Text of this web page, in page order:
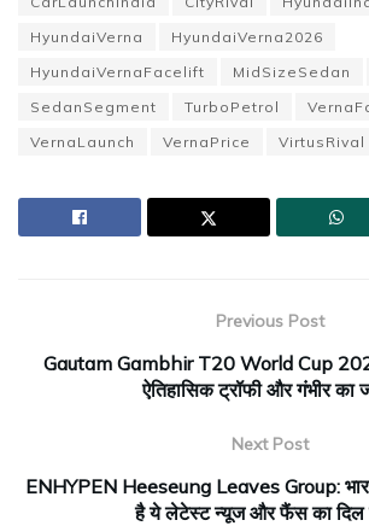
HyundaiVerna
HyundaiVerna2026
HyundaiVernaFacelift
MidSizeSedan
SedanSegment
TurboPetrol
VernaLaunch
VernaPrice VirtusRival
Previous Post
Gautam Gambhir T20 World Cup
ऐतिहासिक ट्रॉफी और गंभीर का
Next Post
ENHYPEN Heeseung Leaves Group:
है ये लेटेस्ट न्यूज और फैंस का दिल